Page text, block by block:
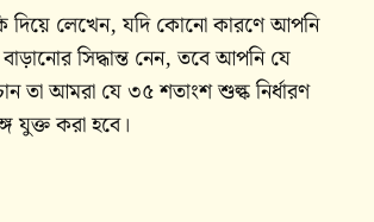
দিয়ে লেখেন, যদি কোনো কারণে আপনি
সিদ্ধান্ত নেন, তবে আপনি যে
তা আমরা যে ৩৫ শতাংশ শুল্ক নির্ধারণ
যুক্ত করা হবে।